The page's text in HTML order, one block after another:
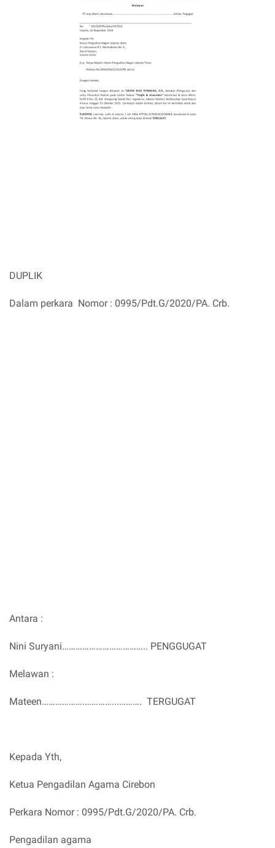
DUPLIK
Dalam perkara Nomor : 0995/Pdt.G/2020/PA. Crb.
Antara :
Nini Suryani……………………………….. PENGGUGAT
Melawan :
Mateen……………….…………...………. TERGUGAT
Kepada Yth,
Ketua Pengadilan Agama Cirebon
Perkara Nomor : 0995/Pdt.G/2020/PA. Crb.
Pengadilan agama